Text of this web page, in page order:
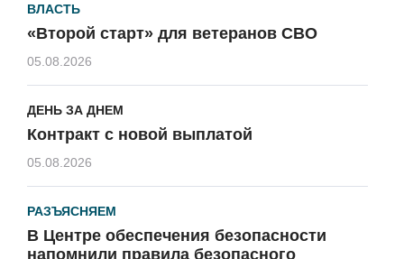
ВЛАСТЬ
«Второй старт» для ветеранов СВО
05.08.2026
ДЕНЬ ЗА ДНЕМ
Контракт с новой выплатой
05.08.2026
РАЗЪЯСНЯЕМ
В Центре обеспечения безопасности
напомнили правила безопасного